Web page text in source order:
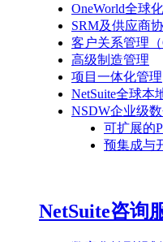
OneWorld全球
SRM及供应商
客户关系管理（
高级制造管理
项目一体化管理
NetSuite全球本
NSDW企业级
可扩展的
预集成与
NetSuite咨询